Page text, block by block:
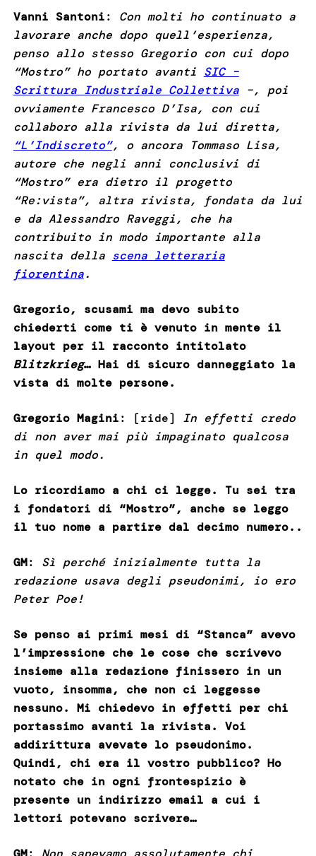
Vanni Santoni: Con molti ho continuato a
lavorare anche dopo quell’esperienza,
penso allo stesso Gregorio con cui dopo
“Mostro” ho portato avanti SIC –
Scrittura Industriale Collettiva–, poi
ovviamente Francesco D’Isa, con cui
collaboro alla rivista da lui diretta,
“L’Indiscreto”, o ancora Tommaso Lisa,
autore che negli anni conclusivi di
“Mostro” era dietro il progetto
“Re:vista”, altra rivista, fondata da lui
e da Alessandro Raveggi, che ha
contribuito in modo importante alla
nascita della scena letteraria
fiorentina.
Gregorio, scusami ma devo subito
chiederti come ti è venuto in mente il
layout per il racconto intitolato
Blitzkrieg… Hai di sicuro danneggiato la
vista di molte persone.
Gregorio Magini: [ride] In effetti credo
di non aver mai più impaginato qualcosa
in quel modo.
Lo ricordiamo a chi ci legge. Tu sei tra
i fondatori di “Mostro”, anche se leggo
il tuo nome a partire dal decimo numero..
GM: Sì perché inizialmente tutta la
redazione usava degli pseudonimi, io ero
Peter Poe!
Se penso ai primi mesi di “Stanca” avevo
l’impressione che le cose che scrivevo
insieme alla redazione finissero in un
vuoto, insomma, che non ci leggesse
nessuno. Mi chiedevo in effetti per chi
portassimo avanti la rivista. Voi
addirittura avevate lo pseudonimo.
Quindi, chi era il vostro pubblico? Ho
notato che in ogni frontespizio è
presente un indirizzo email a cui i
lettori potevano scrivere…